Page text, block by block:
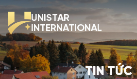
UNISTAR
INTERNATIONAL
TIN TỨC